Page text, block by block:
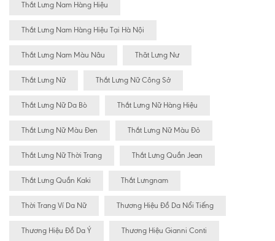
Thắt Lưng Nam Hàng Hiệu
Thắt Lưng Nam Hàng Hiệu Tại Hà Nội
Thắt Lưng Nam Màu Nâu Thăt Lưng Nư
Thắt Lưng Nữ Thắt Lưng Nữ Công Sở
Thắt Lưng Nữ Da Bò Thắt Lưng Nữ Hàng Hiệu
Thắt Lưng Nữ Màu Đen Thắt Lưng Nữ Màu Đỏ
Thắt Lưng Nữ Thời Trang Thắt Lưng Quần Jean
Thắt Lưng Quần Kaki Thắt Lưngnam
Thời Trang Ví Da Nữ Thương Hiệu Đồ Da Nổi Tiếng
Thương Hiệu Đồ Da Ý Thương Hiệu Gianni Conti